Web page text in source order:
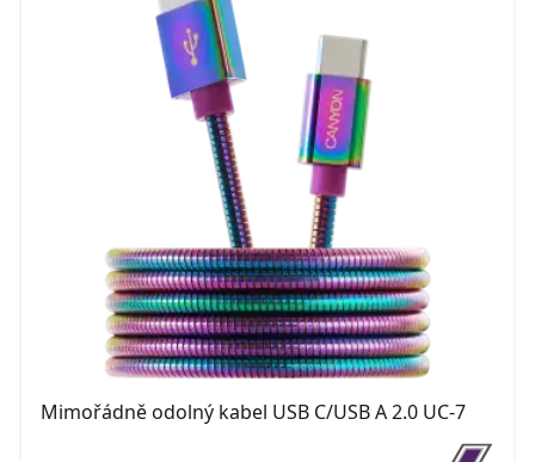
Mimořádně odolný kabel USB C/USB A 2.0 UC-7